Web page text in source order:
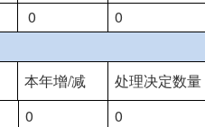
0
0
本年增/减
处理决定数量
0
0